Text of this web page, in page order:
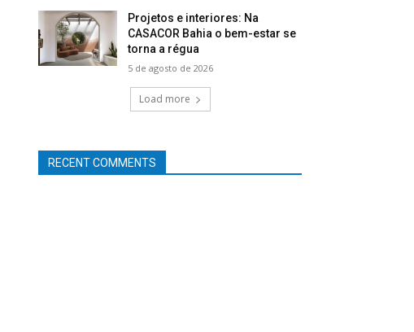
Projetos e interiores: Na
CASACOR Bahia o bem-estar se
torna a régua
5 de agosto de 2026
Load more
RECENT COMMENTS